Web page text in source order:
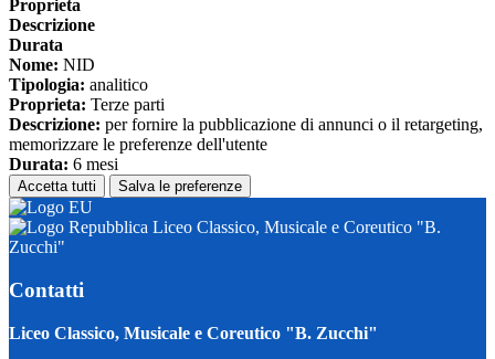
Proprieta
Descrizione
Durata
Nome: NID
Tipologia: analitico
Proprieta: Terze parti
Descrizione: per fornire la pubblicazione di annunci o il retargeting,
memorizzare le preferenze dell'utente
Durata: 6 mesi
Accetta tutti Salva le preferenze
Liceo Classico, Musicale e Coreutico "B.
Zucchi"
Contatti
Liceo Classico, Musicale e Coreutico "B. Zucchi"